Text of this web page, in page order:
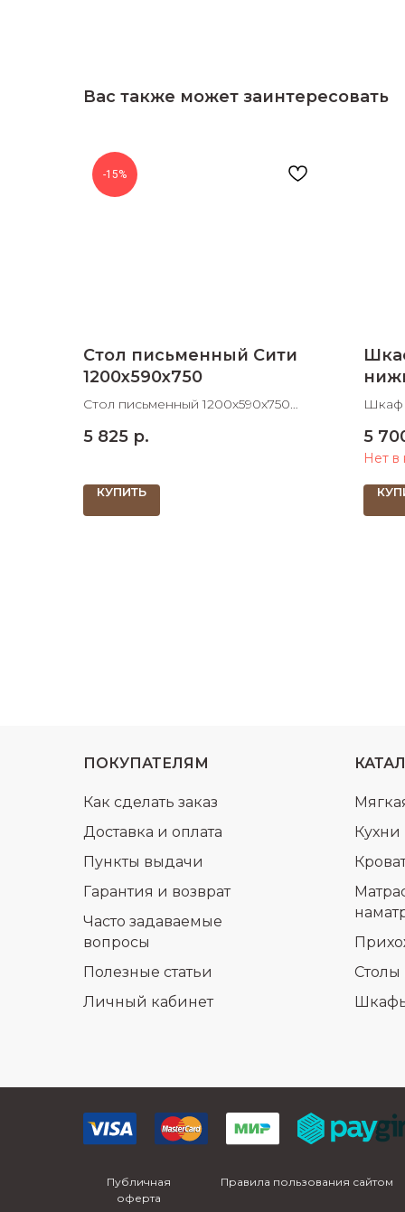
Вас также может заинтересовать
-15%
Стол письменный Сити
1200х590х750
Стол письменный 1200х590х750
5 825 р.
КУПИТЬ
Шкаф
5
Нет в
Кухни
Столы
ПОКУПАТЕЛЯМ
Доставка и оплата
Часто задаваемые
вопросы
Гарантия и возврат
Полезные статьи
Пункты выдачи
Как сделать заказ
Личный кабинет
Публичная
оферта
Правила пользования сайтом